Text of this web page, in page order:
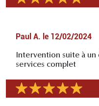
Paul A. le 12/02/2024
Intervention suite à un
services complet